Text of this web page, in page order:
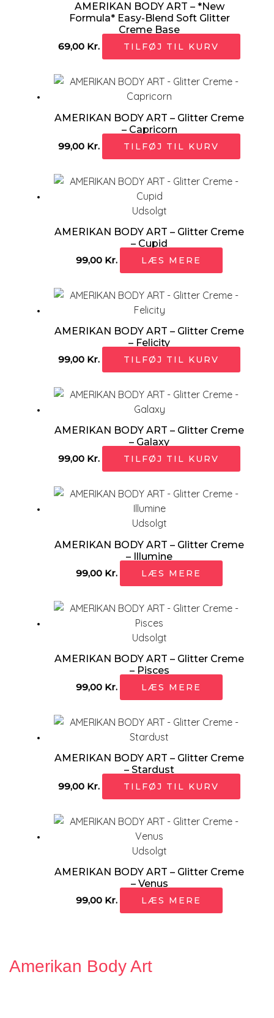
AMERIKAN BODY ART – *New
Formula* Easy-Blend Soft Glitter
Creme Base
69,00 Kr. TILFØJ TIL KURV
AMERIKAN BODY ART – Glitter Creme
– Capricorn
99,00 Kr. TILFØJ TIL KURV
Udsolgt
AMERIKAN BODY ART – Glitter Creme
– Cupid
99,00 Kr. LÆS MERE
AMERIKAN BODY ART – Glitter Creme
– Felicity
99,00 Kr. TILFØJ TIL KURV
AMERIKAN BODY ART – Glitter Creme
– Galaxy
99,00 Kr. TILFØJ TIL KURV
Udsolgt
AMERIKAN BODY ART – Glitter Creme
– Illumine
99,00 Kr. LÆS MERE
Udsolgt
AMERIKAN BODY ART – Glitter Creme
– Pisces
99,00 Kr. LÆS MERE
AMERIKAN BODY ART – Glitter Creme
– Stardust
99,00 Kr. TILFØJ TIL KURV
Udsolgt
AMERIKAN BODY ART – Glitter Creme
– Venus
99,00 Kr. LÆS MERE
Amerikan Body Art